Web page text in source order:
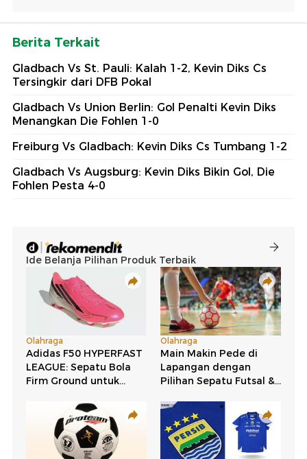
Berita Terkait
Gladbach Vs St. Pauli: Kalah 1-2, Kevin Diks Cs
Tersingkir dari DFB Pokal
Gladbach Vs Union Berlin: Gol Penalti Kevin Diks
Menangkan Die Fohlen 1-0
Freiburg Vs Gladbach: Kevin Diks Cs Tumbang 1-2
Gladbach Vs Augsburg: Kevin Diks Bikin Gol, Die
Fohlen Pesta 4-0